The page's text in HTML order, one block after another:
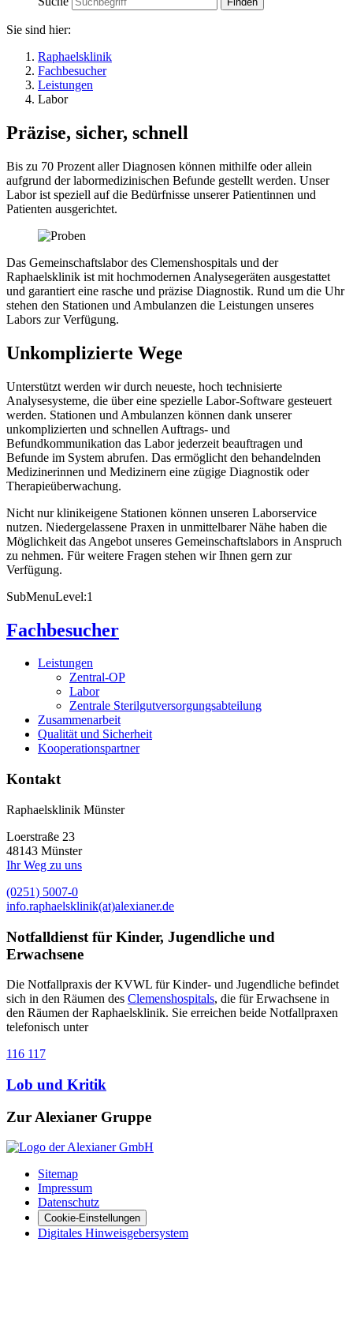
Sie sind hier:
Raphaelsklinik
Fachbesucher
Leistungen
Labor
Präzise, sicher, schnell
Bis zu 70 Prozent aller Diagnosen können mithilfe oder allein
aufgrund der labormedizinischen Befunde gestellt werden. Unser
Labor ist speziell auf die Bedürfnisse unserer Patientinnen und
Patienten ausgerichtet.
Das Gemeinschaftslabor des Clemenshospitals und der
Raphaelsklinik ist mit hochmodernen Analysegeräten ausgestattet
und garantiert eine rasche und präzise Diagnostik. Rund um die Uhr
stehen den Stationen und Ambulanzen die Leistungen unseres
Labors zur Verfügung.
Unkomplizierte Wege
Unterstützt werden wir durch neueste, hoch technisierte
Analysesysteme, die über eine spezielle Labor-Software gesteuert
werden. Stationen und Ambulanzen können dank unserer
unkomplizierten und schnellen Auftrags- und
Befundkommunikation das Labor jederzeit beauftragen und
Befunde im System abrufen. Das ermöglicht den behandelnden
Medizinerinnen und Medizinern eine zügige Diagnostik oder
Therapieüberwachung.
Nicht nur klinikeigene Stationen können unseren Laborservice
nutzen. Niedergelassene Praxen in unmittelbarer Nähe haben die
Möglichkeit das Angebot unseres Gemeinschaftslabors in Anspruch
zu nehmen. Für weitere Fragen stehen wir Ihnen gern zur
Verfügung.
SubMenuLevel:1
Fachbesucher
Leistungen
Zentral-OP
Labor
Zentrale Sterilgutversorgungsabteilung
Zusammenarbeit
Qualität und Sicherheit
Kooperationspartner
Kontakt
Raphaelsklinik Münster
Loerstraße 23
48143 Münster
Ihr Weg zu uns
(0251) 5007-0
info.raphaelsklinik(at)alexianer.de
Notfalldienst für Kinder, Jugendliche und
Erwachsene
Die Notfallpraxis der KVWL für Kinder- und Jugendliche befindet
sich in den Räumen des Clemenshospitals, die für Erwachsene in
den Räumen der Raphaelsklinik. Sie erreichen beide Notfallpraxen
telefonisch unter
116 117
Lob und Kritik
Zur Alexianer Gruppe
Sitemap
Impressum
Datenschutz
Cookie-Einstellungen
Digitales Hinweisgebersystem